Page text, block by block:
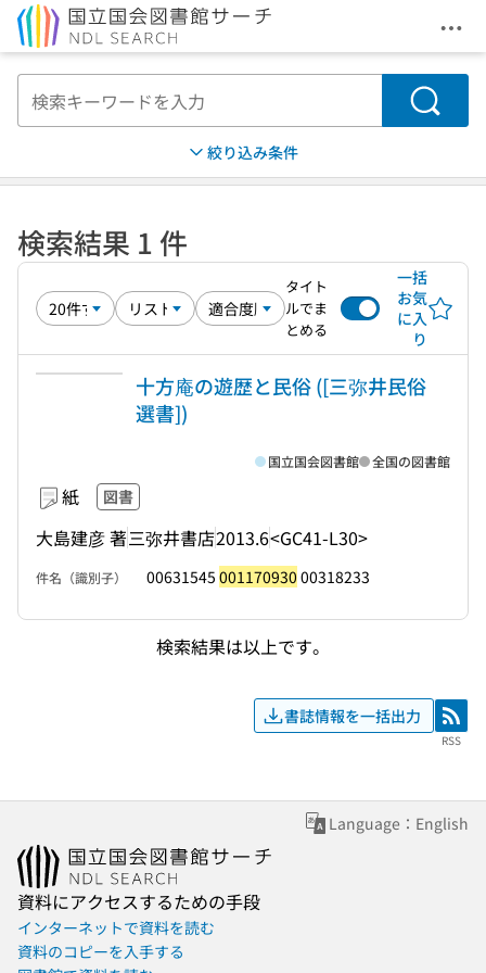
メ
検索
絞り込み条件
検索結果 1 件
タイト
ルでま
とめる
一括
お気
に入
り
十方庵の遊歴と民俗 ([三弥井民俗
選書])
紙 図書
大島建彦 著三弥井書店2013.6<GC41-L30>
国立国会図書館 全国の図書館
件名（識別子） 00631545 001170930 00318233
検索結果は以上です。
書誌情報を一括出力 RSS
RSS
Language：English
資料にアクセスするための手段
インターネットで資料を読む
資料のコピーを入手する